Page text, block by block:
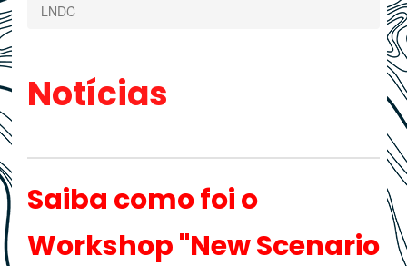
LNDC
Notícias
Saiba como foi o
Workshop "New Scenario